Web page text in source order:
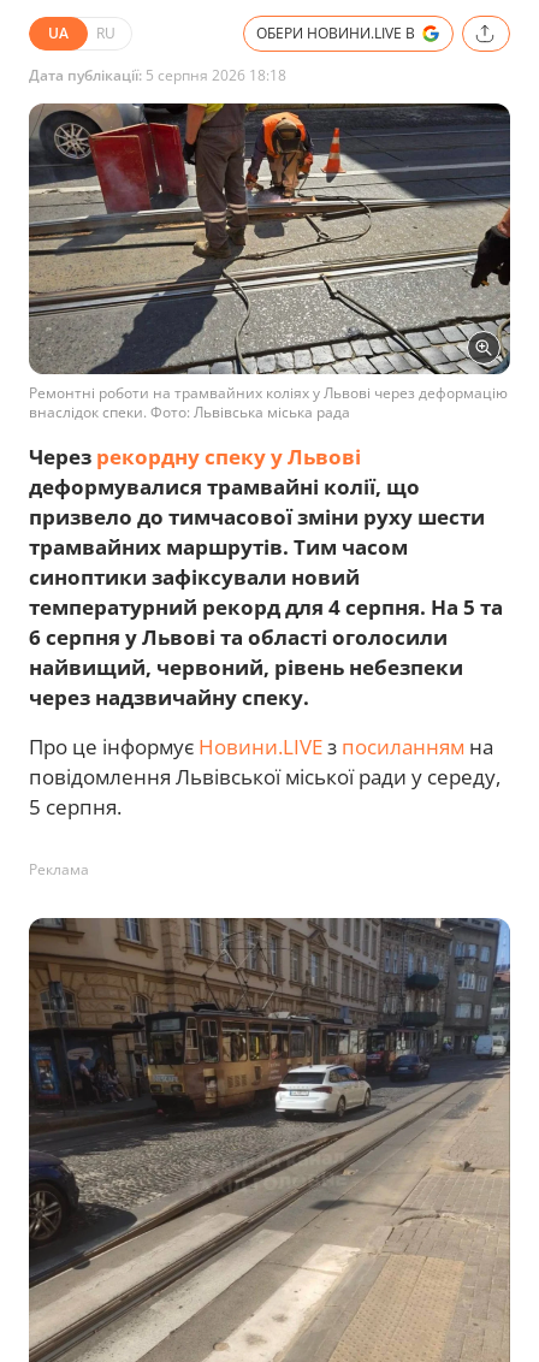
UA RU ОБЕРИ НОВИНИ.LIVE В
Дата публікації: 5 серпня 2026 18:18
Ремонтні роботи на трамвайних коліях у Львові через деформацію
внаслідок спеки. Фото: Львівська міська рада
Через рекордну спеку у Львові
деформувалися трамвайні колії, що
призвело до тимчасової зміни руху шести
трамвайних маршрутів. Тим часом
синоптики зафіксували новий
температурний рекорд для 4 серпня. На 5 та
6 серпня у Львові та області оголосили
найвищий, червоний, рівень небезпеки
через надзвичайну спеку.
Про це інформує Новини.LIVEз посиланням на
повідомлення Львівської міської ради у середу,
5 серпня.
Реклама